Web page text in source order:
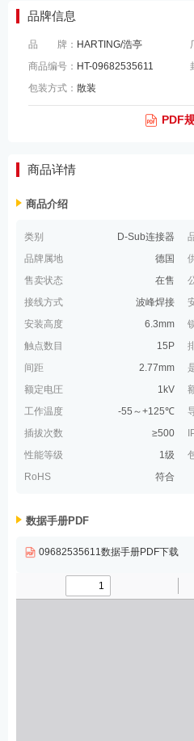
品牌信息
品 牌： HARTING/浩亭
商品编号： HT-09682535611
包装方式： 散装
PDF
商品详情
商品介绍
类别 D-Sub连接器
品牌属地
德国
售卖状态
在售
接线方式
波峰焊接
安装高度
6.3mm
触点数目
15P
间距
2.77mm
额定电圧
1kV
工作温度
-55～+125℃
插拔次数
≥500
性能等级
1级
RoHS
符合
数据手册PDF
09682535611数据手册PDF下载